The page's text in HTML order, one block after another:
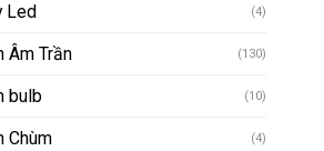
Led (4)
Âm Trần (130)
bulb (10)
Chùm (4)